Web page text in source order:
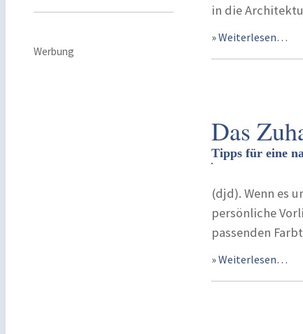
Werbung
in die
» Weiterlesen…
Das
Tipps für eine
(djd). Wenn es
persönliche
passenden
» Weiterlesen…